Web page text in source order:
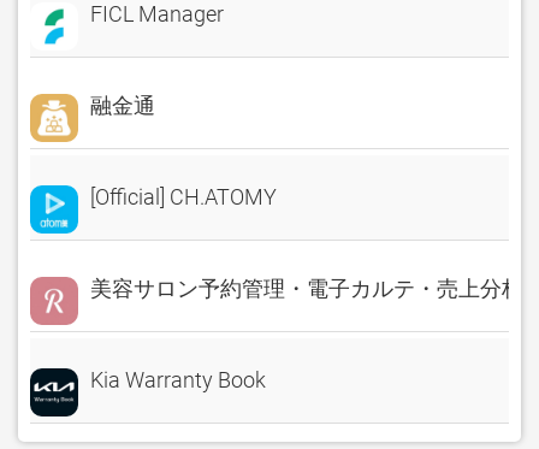
FICL Manager
融金通
[Official] CH.ATOMY
美容サロン予約管理・電子カルテ・売上分析
Kia Warranty Book